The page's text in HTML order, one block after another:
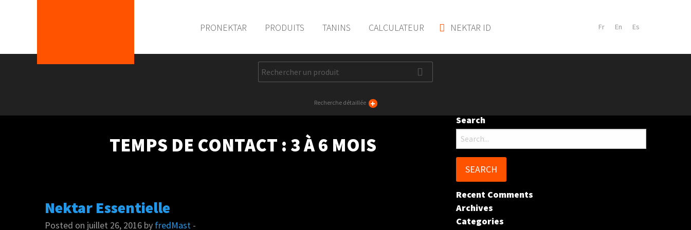
PRONEKTAR PRODUITS TANINS CALCULATEUR NEKTAR ID
Recherche détaillée +
TEMPS DE CONTACT : 3 À 6 MOIS
Nektar Essentielle
Posted on juillet 26, 2016 by fredMast -
Search
Search
for:
Recent Comments
Archives
Categories